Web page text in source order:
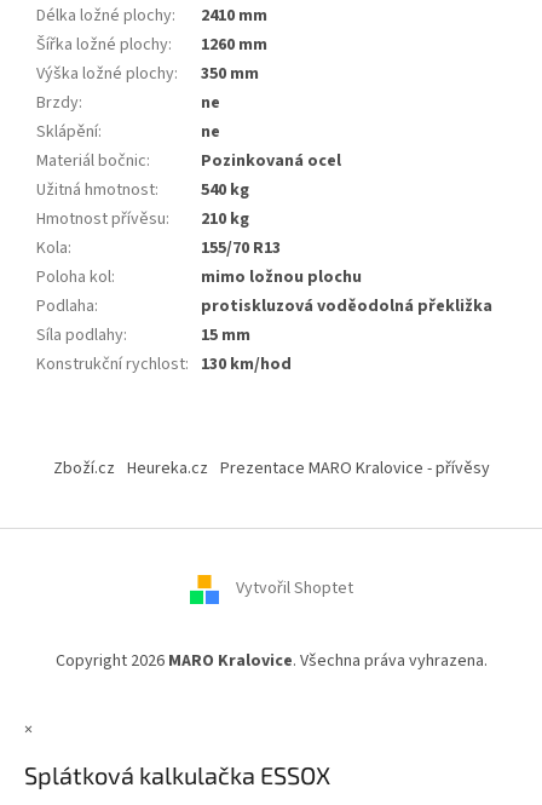
Délka ložné plochy:
2410 mm
Šířka ložné plochy:
1260 mm
Výška ložné plochy:
350 mm
Brzdy:
ne
Sklápění:
ne
Materiál bočnic:
Pozinkovaná ocel
Užitná hmotnost:
540 kg
Hmotnost přívěsu:
210 kg
Kola:
155/70 R13
Poloha kol:
mimo ložnou plochu
Podlaha:
protiskluzová voděodolná překližka
Síla podlahy:
15 mm
Konstrukční rychlost: 130 km/hod
Zboží.cz Heureka.cz Prezentace MARO Kralovice - přívěsy
Vytvořil Shoptet
Copyright 2026 MARO Kralovice. Všechna práva vyhrazena.
×
Splátková kalkulačka ESSOX